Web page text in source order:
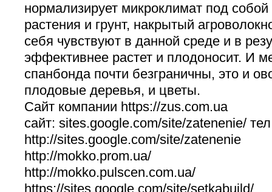
нормализирует микроклимат под
растения и грунт, накрытый
себя чувствуют в данной среде и в
эффективнее растет и плодоносит. И
спанбонда почти безграничны, это и
плодовые деревья, и цветы.
Сайт компании https://zus.com.ua
сайт: sites.google.com/site/zatenenie/
http://sites.google.com/site/zatenenie
http://mokko.prom.ua/
http://mokko.pulscen.com.ua/
https://sites.google.com/site/setkabuild/